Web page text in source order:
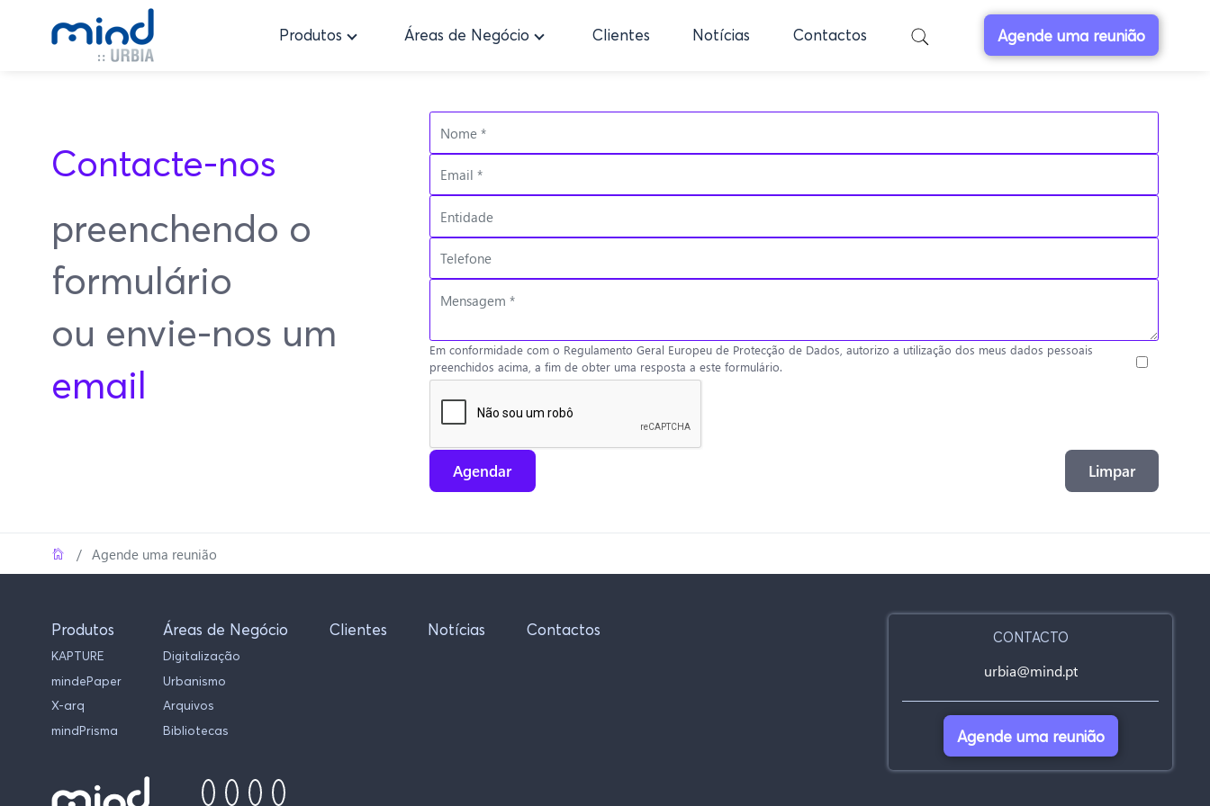
Produtos Áreas de Negócio Clientes Notícias Contactos Agende uma reunião
Em conformidade com o Regulamento Geral Europeu de Protecção de Dados, autorizo a utilização dos meus dados pessoais
preenchidos acima, a fim de obter uma resposta a este formulário.
Agendar Limpar
Contacte-nos
preenchendo o
formulário
ou envie-nos um
email
HomeAgende uma reunião
Produtos
KAPTURE
mindePaper
X-arq
mindPrisma
Áreas de Negócio
Digitalização
Urbanismo
Arquivos
Bibliotecas
Clientes Notícias Contactos CONTACTO
urbia@mind.pt
Agende uma reunião